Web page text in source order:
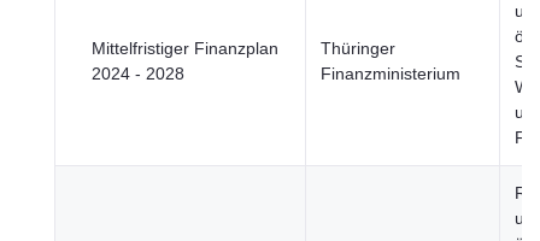
Mittelfristiger Finanzplan
2024 - 2028
Thüringer
Finanzministerium